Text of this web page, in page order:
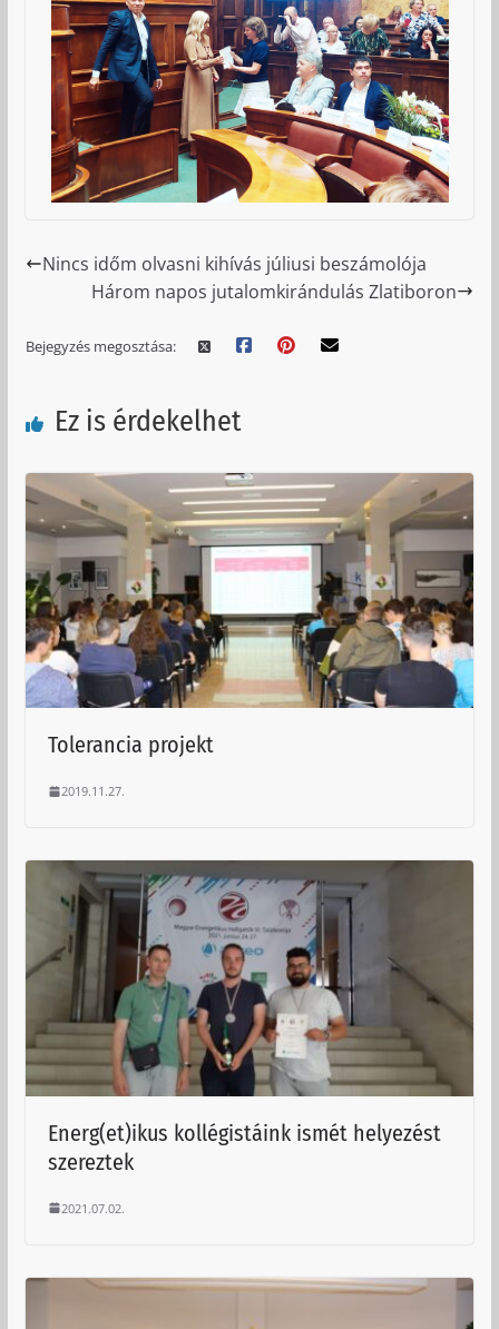
Nincs időm olvasni kihívás júliusi beszámolója
Három napos jutalomkirándulás Zlatiboron
Bejegyzés megosztása:
Ez is érdekelhet
Tolerancia projekt
2019.11.27.
Energ(et)ikus kollégistáink ismét helyezést
szereztek
2021.07.02.